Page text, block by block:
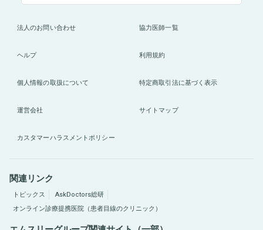
法人のお問い合わせ 協力医師一覧
ヘルプ 利用規約
個人情報の取扱について 特定商取引法に基づく表示
運営会社 サイトマップ
カスタマーハラスメントポリシー
関連リンク
トピックス
AskDoctors総研
オンライン診療提携医院（患者目線のクリニック）